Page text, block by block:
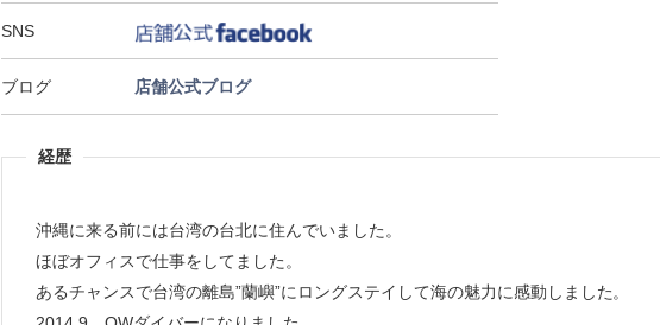
SNS
ブログ 店舗公式ブログ
経歴
沖縄に来る前には台湾の台北に住んでいました。
ほぼオフィスで仕事をしてました。
あるチャンスで台湾の離島”蘭嶼”にロングステイして海の魅力に感動しました。